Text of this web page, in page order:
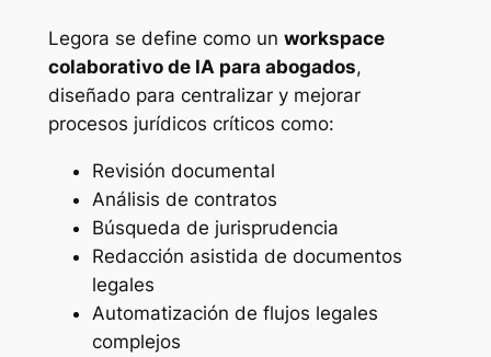
Legora se define como un workspace
colaborativo de IA para abogados,
diseñado para centralizar y mejorar
procesos jurídicos críticos como:
Revisión documental
Análisis de contratos
Búsqueda de jurisprudencia
Redacción asistida de documentos
legales
Automatización de flujos legales
complejos